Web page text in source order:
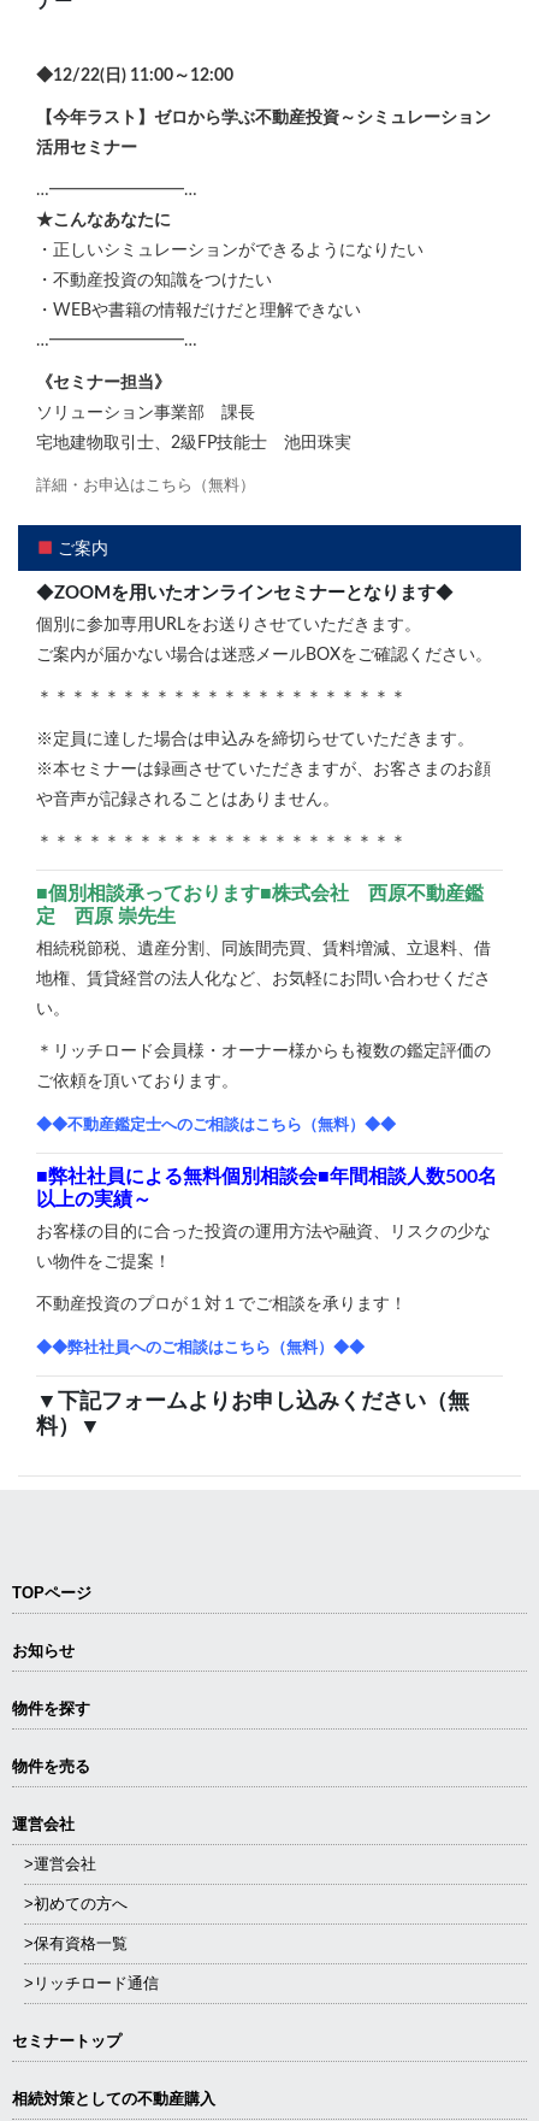
◆12/22(日) 11:00～12:00
【今年ラスト】ゼロから学ぶ不動産投資～シミュレーション
活用セミナー
…━━━━━━━━…
★こんなあなたに
・正しいシミュレーションができるようになりたい
・不動産投資の知識をつけたい
・WEBや書籍の情報だけだと理解できない
…━━━━━━━━…
《セミナー担当》
ソリューション事業部 課長
宅地建物取引士、2級FP技能士 池田珠実
詳細・お申込はこちら（無料）
ご案内
◆ZOOMを用いたオンラインセミナーとなります◆
個別に参加専用URLをお送りさせていただきます。
ご案内が届かない場合は迷惑メールBOXをご確認ください。
＊＊＊＊＊＊＊＊＊＊＊＊＊＊＊＊＊＊＊＊＊＊
※定員に達した場合は申込みを締切らせていただきます。
※本セミナーは録画させていただきますが、お客さまのお顔
や音声が記録されることはありません。
＊＊＊＊＊＊＊＊＊＊＊＊＊＊＊＊＊＊＊＊＊＊
■個別相談承っております■株式会社 西原不動産鑑
定 西原 崇先生
相続税節税、遺産分割、同族間売買、賃料増減、立退料、借
地権、賃貸経営の法人化など、お気軽にお問い合わせくださ
い。
＊リッチロード会員様・オーナー様からも複数の鑑定評価の
ご依頼を頂いております。
◆◆不動産鑑定士へのご相談はこちら（無料）◆◆
■弊社社員による無料個別相談会■年間相談人数500名
以上の実績～
お客様の目的に合った投資の運用方法や融資、リスクの少な
い物件をご提案！
不動産投資のプロが１対１でご相談を承ります！
◆◆弊社社員へのご相談はこちら（無料）◆◆
▼下記フォームよりお申し込みください（無
料）▼
TOPページ
お知らせ
物件を探す
物件を売る
運営会社
>運営会社
>初めての方へ
>保有資格一覧
>リッチロード通信
セミナートップ
相続対策としての不動産購入